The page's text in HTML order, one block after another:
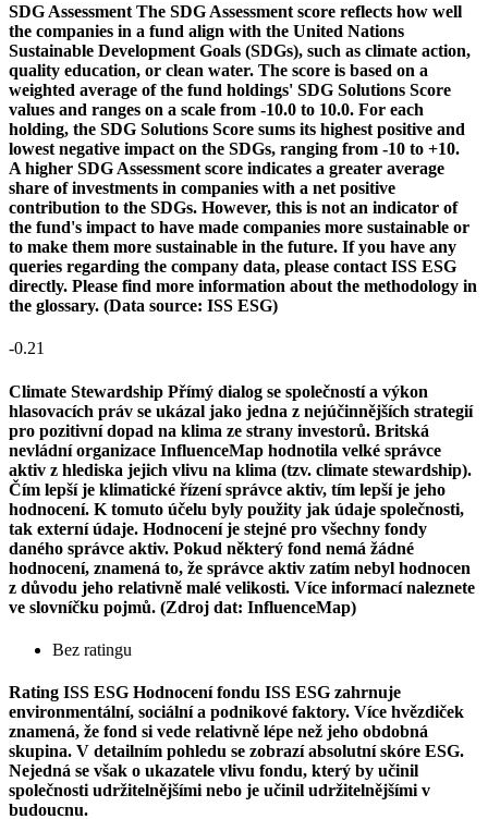
SDG Assessment The SDG Assessment score reflects how well
the companies in a fund align with the United Nations
Sustainable Development Goals (SDGs), such as climate action,
quality education, or clean water. The score is based on a
weighted average of the fund holdings' SDG Solutions Score
values and ranges on a scale from -10.0 to 10.0. For each
holding, the SDG Solutions Score sums its highest positive and
lowest negative impact on the SDGs, ranging from -10 to +10.
A higher SDG Assessment score indicates a greater average
share of investments in companies with a net positive
contribution to the SDGs. However, this is not an indicator of
the fund's impact to have made companies more sustainable or
to make them more sustainable in the future. If you have any
queries regarding the company data, please contact ISS ESG
directly. Please find more information about the methodology in
the glossary. (Data source: ISS ESG)
-0.21
Climate Stewardship Přímý dialog se společností a výkon
hlasovacích práv se ukázal jako jedna z nejúčinnějších strategií
pro pozitivní dopad na klima ze strany investorů. Britská
nevládní organizace InfluenceMap hodnotila velké správce
aktiv z hlediska jejich vlivu na klima (tzv. climate stewardship).
Čím lepší je klimatické řízení správce aktiv, tím lepší je jeho
hodnocení. K tomuto účelu byly použity jak údaje společnosti,
tak externí údaje. Hodnocení je stejné pro všechny fondy
daného správce aktiv. Pokud některý fond nemá žádné
hodnocení, znamená to, že správce aktiv zatím nebyl hodnocen
z důvodu jeho relativně malé velikosti. Více informací naleznete
ve slovníčku pojmů. (Zdroj dat: InfluenceMap)
Bez ratingu
Rating ISS ESG Hodnocení fondu ISS ESG zahrnuje
environmentální, sociální a podnikové faktory. Více hvězdiček
znamená, že fond si vede relativně lépe než jeho obdobná
skupina. V detailním pohledu se zobrazí absolutní skóre ESG.
Nejedná se však o ukazatele vlivu fondu, který by učinil
společnosti udržitelnějšími nebo je učinil udržitelnějšími v
budoucnu.